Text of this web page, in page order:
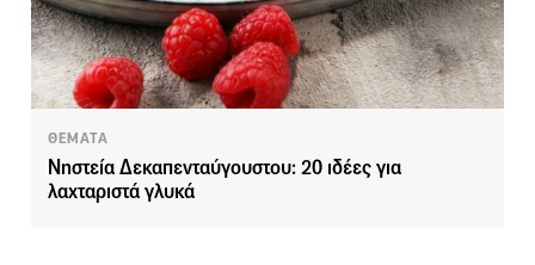
ΘΕΜΑΤΑ
Νηστεία Δεκαπενταύγουστου: 20 ιδέες για
λαχταριστά γλυκά